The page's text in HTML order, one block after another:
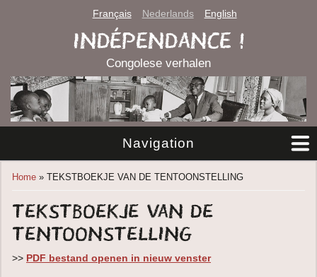
Français Nederlands English
INDÉPENDANCE !
Congolese verhalen
Navigation
You are here
Home » TEKSTBOEKJE VAN DE TENTOONSTELLING
TEKSTBOEKJE VAN DE
TENTOONSTELLING
>> PDF bestand openen in nieuw venster